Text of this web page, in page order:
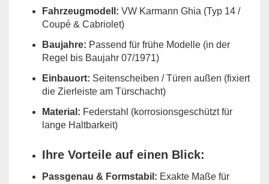
Fahrzeugmodell: VW Karmann Ghia (Typ 14 /
Coupé & Cabriolet)
Baujahre: Passend für frühe Modelle (in der
Regel bis Baujahr 07/1971)
Einbauort: Seitenscheiben / Türen außen (fixiert
die Zierleiste am Türschacht)
Material: Federstahl (korrosionsgeschützt für
lange Haltbarkeit)
Ihre Vorteile auf einen Blick:
Passgenau & Formstabil: Exakte Maße für